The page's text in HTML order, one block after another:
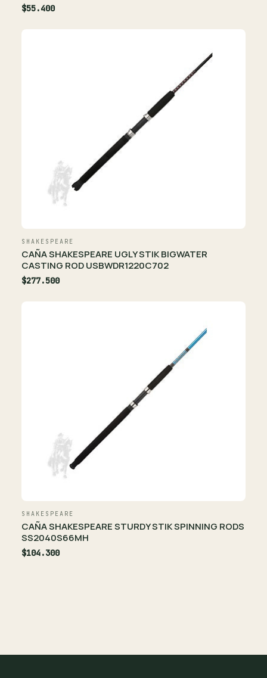
$55.400
SHAKESPEARE
CAÑA SHAKESPEARE UGLY STIK BIGWATER
CASTING ROD USBWDR1220C702
$277.500
SHAKESPEARE
CAÑA SHAKESPEARE STURDY STIK SPINNING RODS
SS2040S66MH
$104.300